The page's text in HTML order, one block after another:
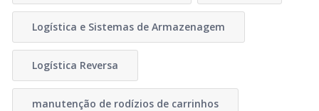
Logística e Sistemas de Armazenagem
Logística Reversa
manutenção de rodízios de carrinhos